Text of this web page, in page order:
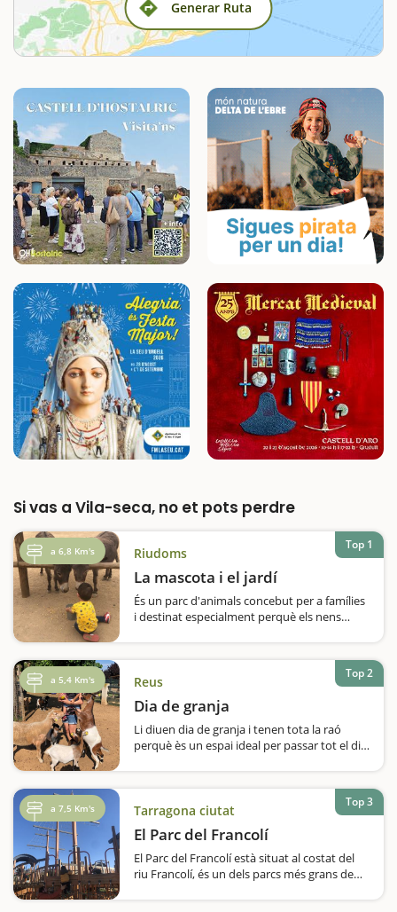
Generar Ruta
Si vas a Vila-seca, no et pots perdre
a 6,8 Km's Riudoms
La mascota i el jardí
És un parc d'animals concebut per a famílies
i destinat especialment perquè els nens
exòtiquesL'espai està dissenyat perquè les
famílies facin un recorregut…
Top 1
a 5,4 Km's Reus
Dia de granja
Li diuen dia de granja i tenen tota la raó
perquè ès un espai ideal per passar tot el dia
el que ofereixen: una ruta per la granja
d’animals durant la qual…
Top 2
a 7,5 Km's Tarragona ciutat
El Parc del Francolí
El Parc del Francolí està situat al costat del
riu Francolí, és un dels parcs més grans de
Top 3